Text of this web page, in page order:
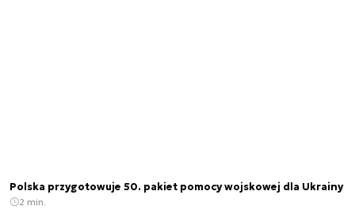
Polska przygotowuje 50. pakiet pomocy wojskowej dla Ukrainy
2 min.